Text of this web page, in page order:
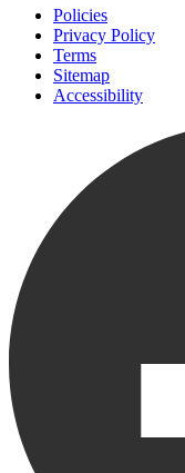
Policies
Privacy Policy
Terms
Sitemap
Accessibility